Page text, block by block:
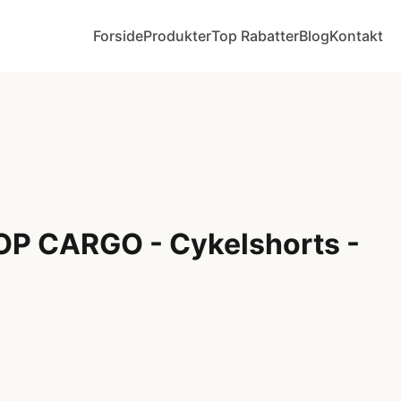
ForsideProdukterTop RabatterBlogKontakt
CARGO - Cykelshorts -